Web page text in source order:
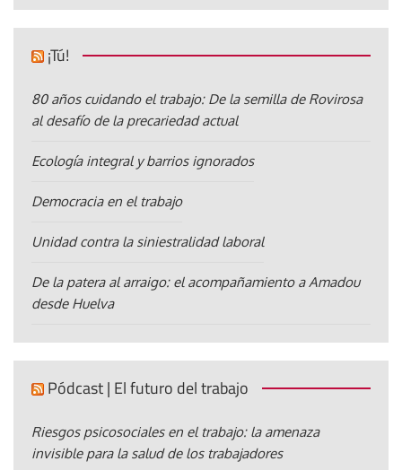
¡Tú!
80 años cuidando el trabajo: De la semilla de Rovirosa
al desafío de la precariedad actual
Ecología integral y barrios ignorados
Democracia en el trabajo
Unidad contra la siniestralidad laboral
De la patera al arraigo: el acompañamiento a Amadou
desde Huelva
Pódcast | El futuro del trabajo
Riesgos psicosociales en el trabajo: la amenaza
invisible para la salud de los trabajadores